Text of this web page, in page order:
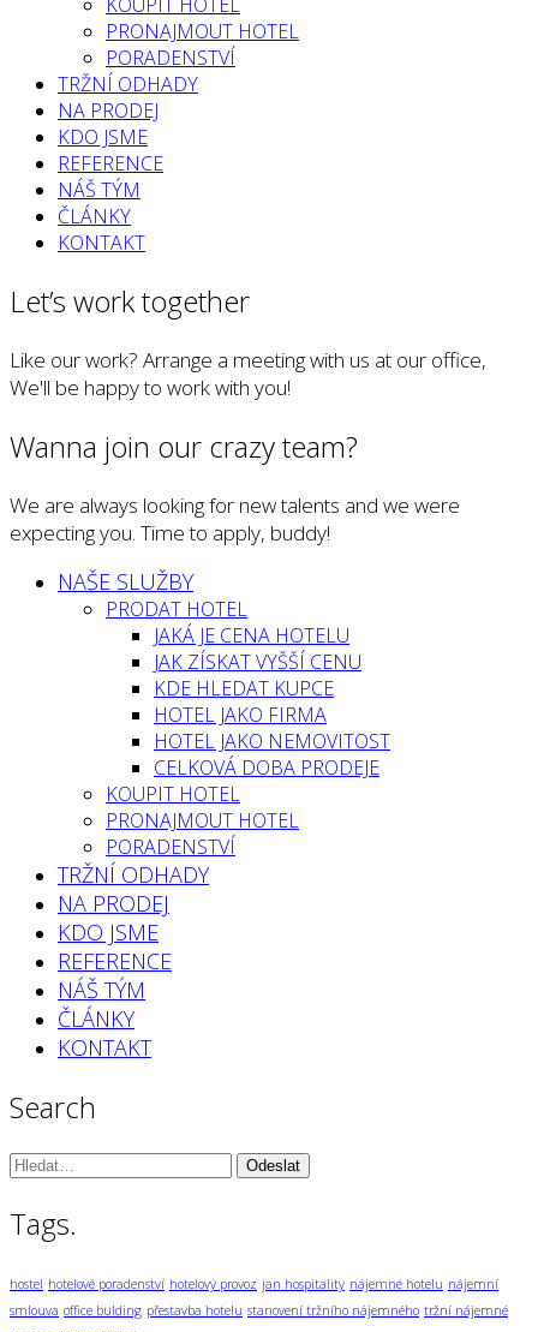
PRONAJMOUT HOTEL
PORADENSTVÍ
TRŽNÍ ODHADY
NA PRODEJ
KDO JSME
REFERENCE
NÁŠ TÝM
ČLÁNKY
KONTAKT
Let’s work together
Like our work? Arrange a meeting with us at our office,
We'll be happy to work with you!
Wanna join our crazy team?
We are always looking for new talents and we were
expecting you. Time to apply, buddy!
NAŠE SLUŽBY
PRODAT HOTEL
JAKÁ JE CENA HOTELU
JAK ZÍSKAT VYŠŠÍ CENU
KDE HLEDAT KUPCE
HOTEL JAKO FIRMA
HOTEL JAKO NEMOVITOST
CELKOVÁ DOBA PRODEJE
KOUPIT HOTEL
PRONAJMOUT HOTEL
PORADENSTVÍ
TRŽNÍ ODHADY
NA PRODEJ
KDO JSME
REFERENCE
NÁŠ TÝM
ČLÁNKY
KONTAKT
Search
Vyhledávání:
Tags.
hostel hotelové poradenství hotelový provoz jan hospitality nájemné hotelu nájemní
smlouva office bulding přestavba hotelu stanovení tržního nájemného tržní nájemné